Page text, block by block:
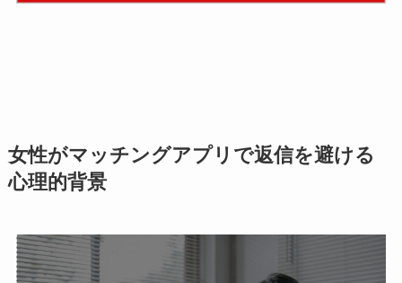
女性がマッチングアプリで返信を避ける
心理的背景